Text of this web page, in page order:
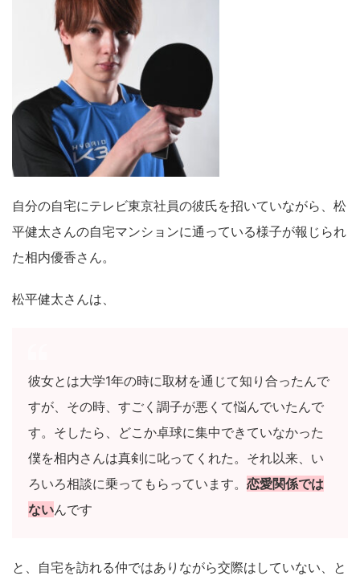
自分の自宅にテレビ東京社員の彼氏を招いていながら、松
平健太さんの自宅マンションに通っている様子が報じられ
た相内優香さん。
松平健太さんは、
彼女とは大学1年の時に取材を通じて知り合ったんで
すが、その時、すごく調子が悪くて悩んでいたんで
す。そしたら、どこか卓球に集中できていなかった
僕を相内さんは真剣に叱ってくれた。それ以来、い
ろいろ相談に乗ってもらっています。 恋愛関係では
ないんです
と、自宅を訪れる仲ではありながら交際はしていない、と